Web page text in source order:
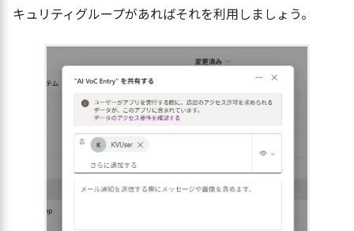
キュリティグループがあればそれを利用しましょう。